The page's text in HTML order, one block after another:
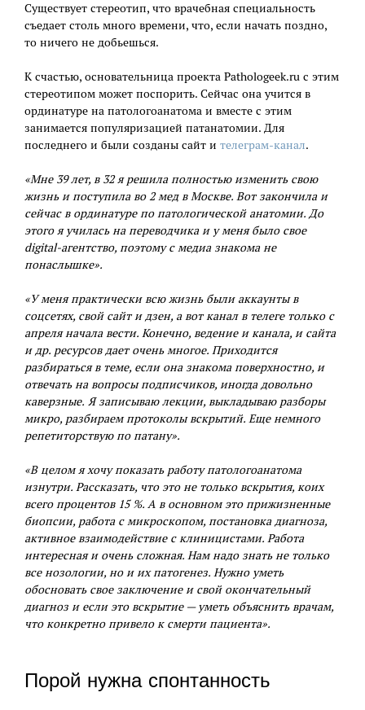
Существует стереотип, что врачебная специальность
съедает столь много времени, что, если начать поздно,
то ничего не добьешься.
К счастью, основательница проекта Pathologeek.ru с этим
стереотипом может поспорить. Сейчас она учится в
ординатуре на патологоанатома и вместе с этим
занимается популяризацией патанатомии. Для
последнего и были созданы сайт и телеграм-канал.
«Мне 39 лет, в 32 я решила полностью изменить свою
жизнь и поступила во 2 мед в Москве. Вот закончила и
сейчас в ординатуре по патологической анатомии. До
этого я училась на переводчика и у меня было свое
digital-агентство, поэтому с медиа знакома не
понаслышке».
«У меня практически всю жизнь были аккаунты в
соцсетях, свой сайт и дзен, а вот канал в телеге только с
апреля начала вести. Конечно, ведение и канала, и сайта
и др. ресурсов дает очень многое. Приходится
разбираться в теме, если она знакома поверхностно, и
отвечать на вопросы подписчиков, иногда довольно
каверзные. Я записываю лекции, выкладываю разборы
микро, разбираем протоколы вскрытий. Еще немного
репетиторствую по патану».
«В целом я хочу показать работу патологоанатома
изнутри. Рассказать, что это не только вскрытия, коих
всего процентов 15 %. А в основном это прижизненные
биопсии, работа с микроскопом, постановка диагноза,
активное взаимодействие с клиницистами. Работа
интересная и очень сложная. Нам надо знать не только
все нозологии, но и их патогенез. Нужно уметь
обосновать свое заключение и свой окончательный
диагноз и если это вскрытие — уметь объяснить врачам,
что конкретно привело к смерти пациента».
Порой нужна спонтанность